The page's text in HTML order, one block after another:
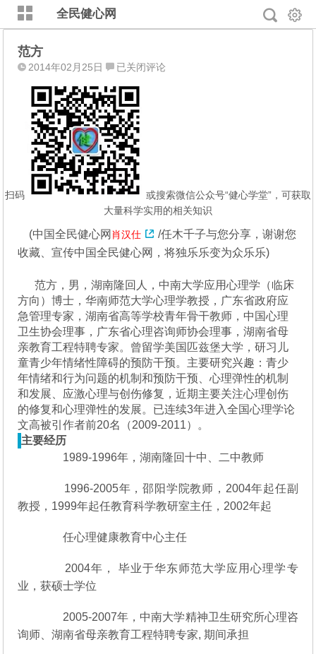
全民健心网
范方
2014年02月25日
范
已关闭评论
扫码
或搜索微信公众号“健心学堂”，可获取
大量科学实用的相关知识
(中国全民健心网 肖汉仕
/任木千子与您分享，谢谢您
收藏、宣传中国全民健心网，将独乐乐变为众乐乐)
范方，男，湖南隆回人，中南大学应用心理学（临床
方向）博士，华南师范大学心理学教授，广东省政府应
急管理专家，湖南省高等学校青年骨干教师，中国心理
卫生协会理事，广东省心理咨询师协会理事，湖南省母
亲教育工程特聘专家。曾留学美国匹兹堡大学，研习儿
童青少年情绪性障碍的预防干预。主要研究兴趣：青少
年情绪和行为问题的机制和预防干预、心理弹性的机制
和发展、应激心理与创伤修复，近期主要关注心理创伤
的修复和心理弹性的发展。已连续3年进入全国心理学论
文高被引作者前20名（2009-2011）。
主要经历
1989-1996年，湖南隆回十中、二中教师
1996-2005年，邵阳学院教师，2004年起任副
教授，1999年起任教育科学教研室主任，2002年起
任心理健康教育中心主任
2004年， 毕业于华东师范大学应用心理学专
业，获硕士学位
2005-2007年，中南大学精神卫生研究所心理咨
询师、湖南省母亲教育工程特聘专家, 期间承担